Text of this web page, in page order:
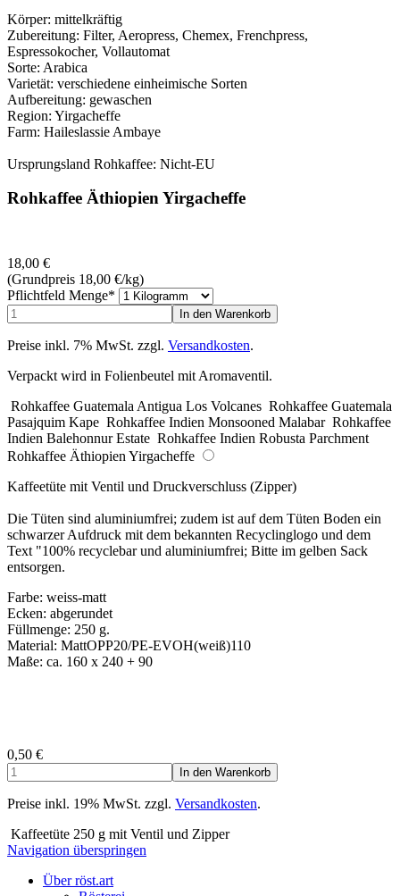
Körper: mittelkräftig
Zubereitung: Filter, Aeropress, Chemex, Frenchpress,
Espressokocher, Vollautomat
Sorte: Arabica
Varietät: verschiedene einheimische Sorten
Aufbereitung: gewaschen
Region: Yirgacheffe
Farm: Haileslassie Ambaye
Ursprungsland Rohkaffee: Nicht-EU
Rohkaffee Äthiopien Yirgacheffe
18,00 €
(Grundpreis 18,00 €/kg)
Pflichtfeld Menge*
Preise inkl. 7% MwSt. zzgl. Versandkosten.
Verpackt wird in Folienbeutel mit Aromaventil.
Rohkaffee Guatemala Antigua Los Volcanes Rohkaffee Guatemala
Pasajquim Kape Rohkaffee Indien Monsooned Malabar Rohkaffee
Indien Balehonnur Estate Rohkaffee Indien Robusta Parchment
Rohkaffee Äthiopien Yirgacheffe
Kaffeetüte mit Ventil und Druckverschluss (Zipper)
Die Tüten sind aluminiumfrei; zudem ist auf dem Tüten Boden ein
schwarzer Aufdruck mit dem bekannten Recyclinglogo und dem
Text "100% recyclebar und aluminiumfrei; Bitte im gelben Sack
entsorgen.
Farbe: weiss-matt
Ecken: abgerundet
Füllmenge: 250 g.
Material: MattOPP20/PE-EVOH(weiß)110
Maße: ca. 160 x 240 + 90
0,50 €
Preise inkl. 19% MwSt. zzgl. Versandkosten.
Kaffeetüte 250 g mit Ventil und Zipper
Navigation überspringen
Über röst.art